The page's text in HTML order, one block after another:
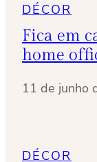
DÉCOR
Fica em
home
11 de junho
DÉCOR